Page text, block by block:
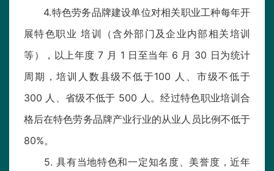
4.特色劳务品牌建设单位对相关职业工种每年开
展特色职业 培训（含外部门及企业内部相关培训
等），以上年度 7 月 1 日至当年 6 月 30 日为统计
周期，培训人数县级不低于100 人、市级不低于
300 人、省级不低于 500 人。经过特色职业培训合
格后在特色劳务品牌产业行业的从业人员比例不低于
80%。
5. 具有当地特色和一定知名度、美誉度，近年